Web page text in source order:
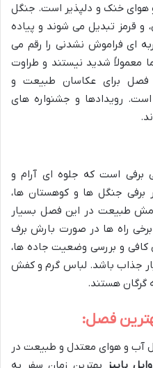
و هوای خنک و دلپذیر است. جنگل
و قرمز تبدیل می شوند و پیاده
ای فراموش نشدنی را رقم می
معمولاً شدید نیستند و طراوت
برای عکاسان طبیعت و
است. رویدادها و جشنواره های
برفی است که جلوه ای آرام و
جنگل ها و کوهستان ها،
طبیعت در این فصل بسیار
راه ها در صورت بارش برف
کافی و بررسی وضعیت جاده ها،
جذاب باشد. لباس گرم و کفش
گرگان هستند.
فصل:
آب و هوای معتدل و طبیعت در